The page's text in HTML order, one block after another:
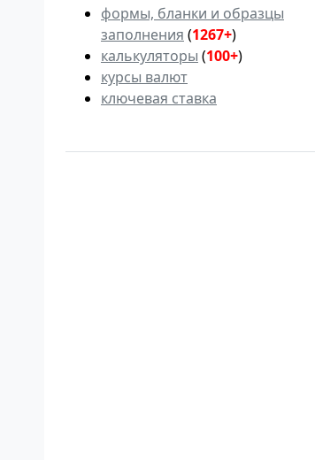
формы, бланки и образцы
заполнения (1267+)
калькуляторы (100+)
курсы валют
ключевая ставка